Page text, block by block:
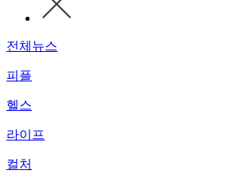
전체뉴스
피플
헬스
라이프
컬처